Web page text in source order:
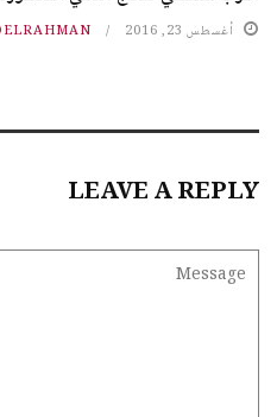
أغسطس 23, 2016
LEAVE A REPLY